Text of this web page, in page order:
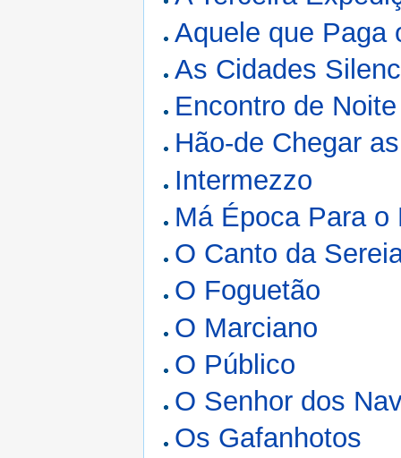
Aquele que Paga
As Cidades
Encontro de Noite
Hão-de Chegar
Intermezzo
Má Época Para o
O Canto da
O Foguetão
O Marciano
O Público
O Senhor dos
Os Gafanhotos